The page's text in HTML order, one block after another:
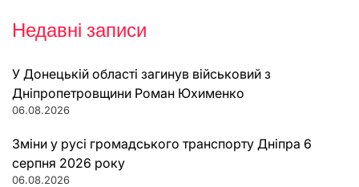
Недавні записи
У Донецькій області загинув військовий з
Дніпропетровщини Роман Юхименко
06.08.2026
Зміни у русі громадського транспорту Дніпра 6
серпня 2026 року
06.08.2026